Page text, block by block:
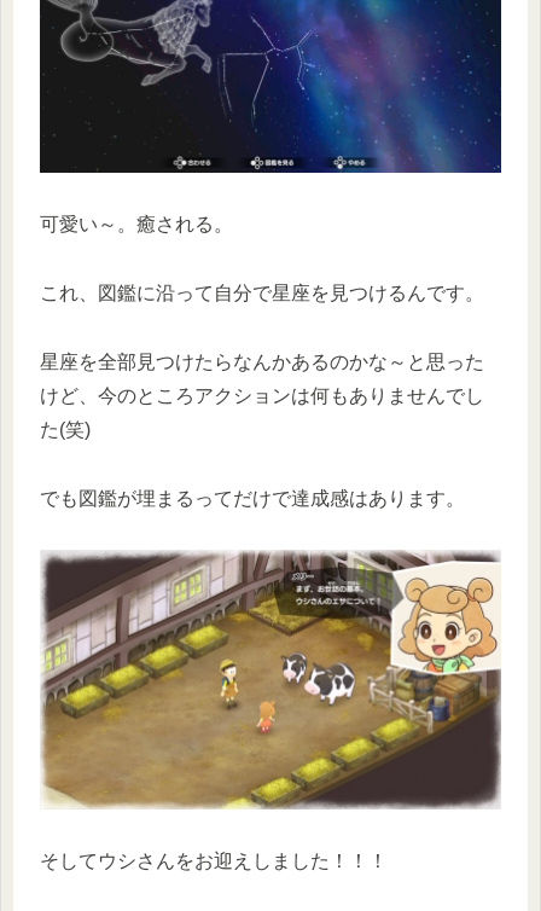
可愛い～。癒される。
これ、図鑑に沿って自分で星座を見つけるんです。
星座を全部見つけたらなんかあるのかな～と思った
けど、今のところアクションは何もありませんでし
た(笑)
でも図鑑が埋まるってだけで達成感はあります。
そしてウシさんをお迎えしました！！！